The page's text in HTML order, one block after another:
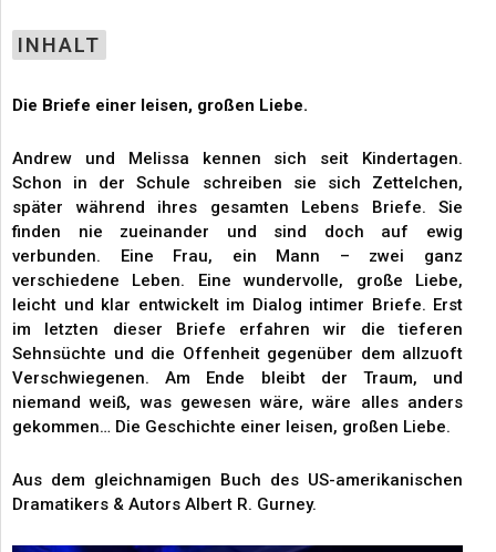
INHALT
Die Briefe einer leisen, großen Liebe.
Andrew und Melissa kennen sich seit Kindertagen.
Schon in der Schule schreiben sie sich Zettelchen,
später während ihres gesamten Lebens Briefe. Sie
finden nie zueinander und sind doch auf ewig
verbunden. Eine Frau, ein Mann – zwei ganz
verschiedene Leben. Eine wundervolle, große Liebe,
leicht und klar entwickelt im Dialog intimer Briefe. Erst
im letzten dieser Briefe erfahren wir die tieferen
Sehnsüchte und die Offenheit gegenüber dem allzuoft
Verschwiegenen. Am Ende bleibt der Traum, und
niemand weiß, was gewesen wäre, wäre alles anders
gekommen… Die Geschichte einer leisen, großen Liebe.
Aus dem gleichnamigen Buch des US-amerikanischen
Dramatikers & Autors Albert R. Gurney.